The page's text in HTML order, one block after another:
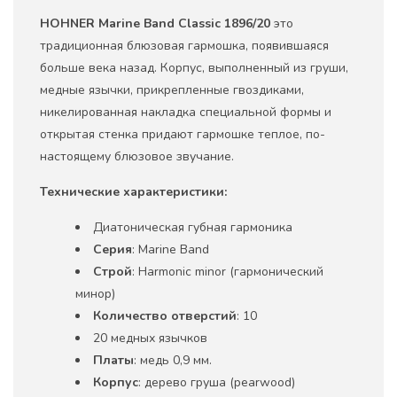
HOHNER Marine Band Classic 1896/20 это
традиционная блюзовая гармошка, появившаяся
больше века назад. Корпус, выполненный из груши,
медные язычки, прикрепленные гвоздиками,
никелированная накладка специальной формы и
открытая стенка придают гармошке теплое, по-
настоящему блюзовое звучание.
Технические характеристики:
Диатоническая губная гармоника
Серия: Marine Band
Строй: Harmonic minor (гармонический
минор)
Количество отверстий: 10
20 медных язычков
Платы: медь 0,9 мм.
Корпус: дерево груша (pearwood)